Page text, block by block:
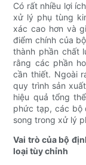
Có rất nhiều lợi
xử lý phụ tùng
xác cao hơn và
điểm chính của
thành phần chất
rằng các phần
cần thiết. Ngoài
quy trình sản
hiệu quả tổng
phức tạp, các bộ
song trong xử lý
Vai trò của bộ
loại tùy chỉnh